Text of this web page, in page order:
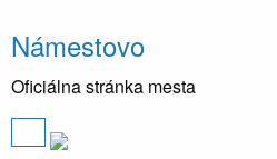
Námestovo
Oficiálna stránka mesta